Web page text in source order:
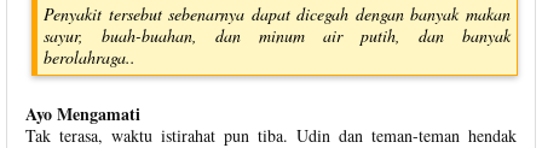
Penyakit tersebut sebenarnya dapat dicegah dengan banyak makan
sayur, buah-buahan, dan minum air putih, dan banyak
berolahraga..
Ayo Mengamati
Tak terasa, waktu istirahat pun tiba. Udin dan teman-teman hendak